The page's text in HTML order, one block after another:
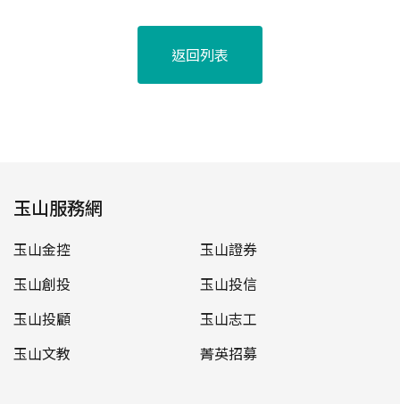
返回列表
玉山服務網
玉山金控
玉山證券
玉山創投
玉山投信
玉山投顧
玉山志工
玉山文教
菁英招募